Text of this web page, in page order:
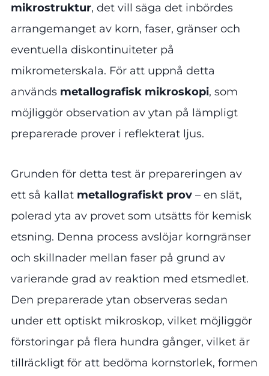
mikrostruktur, det vill säga det inbördes
arrangemanget av korn, faser, gränser och
eventuella diskontinuiteter på
mikrometerskala. För att uppnå detta
används metallografisk mikroskopi, som
möjliggör observation av ytan på lämpligt
preparerade prover i reflekterat ljus.
Grunden för detta test är prepareringen av
ett så kallat metallografiskt prov – en slät,
polerad yta av provet som utsätts för kemisk
etsning. Denna process avslöjar korngränser
och skillnader mellan faser på grund av
varierande grad av reaktion med etsmedlet.
Den preparerade ytan observeras sedan
under ett optiskt mikroskop, vilket möjliggör
förstoringar på flera hundra gånger, vilket är
tillräckligt för att bedöma kornstorlek, formen